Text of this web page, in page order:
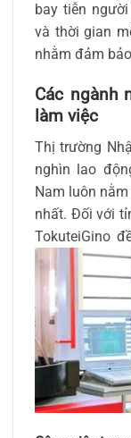
bay tiễn
và thời gian
nhằm đảm
Các ngành
làm việc
Thị trường
nghìn lao
Nam luôn
nhất. Đối với
TokuteiGino